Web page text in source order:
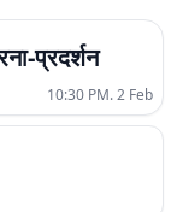
प्रदर्शन
10:30 PM. 2 Feb